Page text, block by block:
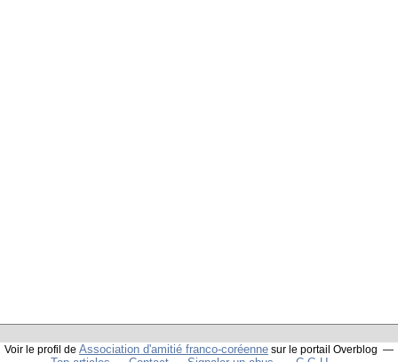
Voir le profil de Association d'amitié franco-coréenne sur le portail Overblog